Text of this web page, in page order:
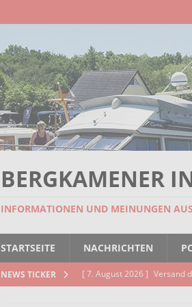
BERGKAMENER
INFORMATIONEN UND MEINUNGEN
STARTSEITE NACHRICHTEN
NEWS TICKER [ 7. August 2026 ] Versand